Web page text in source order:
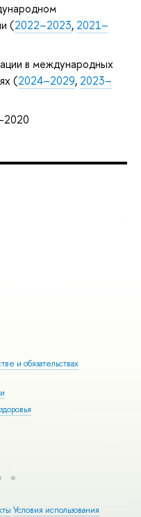
(2022–2023, 2021–
в международных
(2024–2029, 2023–
и обязательствах
Условия использования